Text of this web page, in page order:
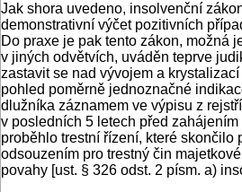
Jak shora uvedeno, insolvenční
demonstrativní výčet pozitivních
Do praxe je pak tento zákon, možná
v jiných odvětvích, uváděn teprve
zastavit se nad vývojem a
pohled poměrně jednoznačné
dlužníka záznamem ve výpisu z
v posledních 5 letech před
proběhlo trestní řízení, které skončilo
odsouzením pro trestný čin
povahy [ust. § 326 odst. 2 písm. a)